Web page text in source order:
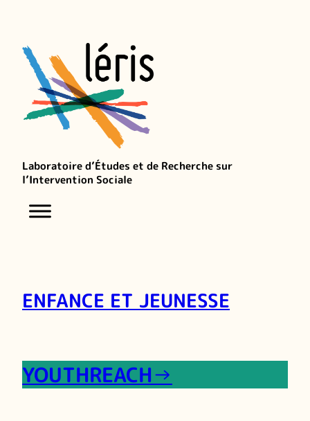
Laboratoire d’Études et de Recherche sur
l’Intervention Sociale
ENFANCE ET JEUNESSE
YOUTHREACH→